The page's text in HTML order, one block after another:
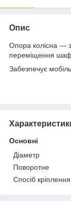
Опис
Опора колісна —
переміщення шаф,
Забезпечує
Основні
Діаметр
Поворотне
Спосіб кріплення